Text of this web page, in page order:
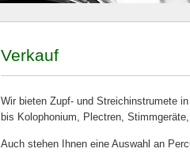
Verkauf
Wir bieten Zupf- und Streichinstrumete
bis Kolophonium, Plectren,
Auch stehen Ihnen eine Auswahl an